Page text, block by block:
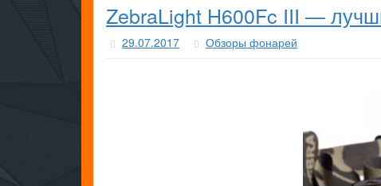
ZebraLight H600Fc III —
29.07.2017 Обзоры фонарей